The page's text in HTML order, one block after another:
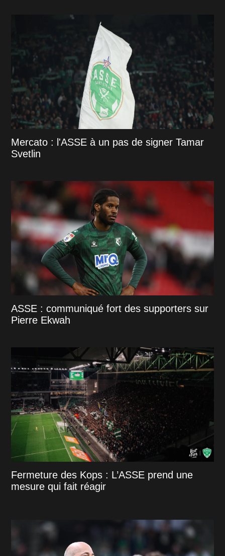
Mercato : l'ASSE à un pas de signer Tamar
Svetlin
ASSE : communiqué fort des supporters sur
Pierre Ekwah
Fermeture des Kops : L’ASSE prend une
mesure qui fait réagir